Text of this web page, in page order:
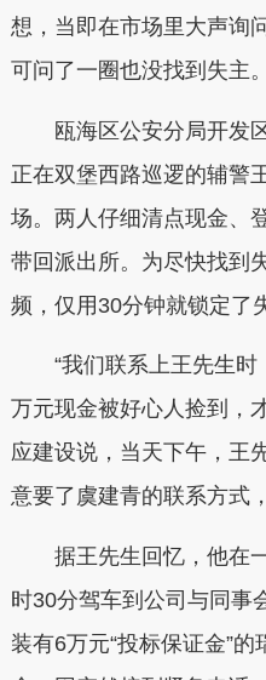
想，当即在市场里大声询
可问了一圈也没找到失主
瓯海区公安分局开发区
正在双堡西路巡逻的辅警
场。两人仔细清点现金、
带回派出所。为尽快找到
频，仅用30分钟就锁定了
“我们联系上王先生时
万元现金被好心人捡到，
应建设说，当天下午，王
意要了虞建青的联系方式
据王先生回忆，他在一
时30分驾车到公司与同事
装有6万元“投标保证金”